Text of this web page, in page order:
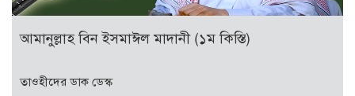
আমানুল্লাহ বিন ইসমাঈল মাদানী (১ম কিস্তি)
তাওহীদের ডাক ডেস্ক